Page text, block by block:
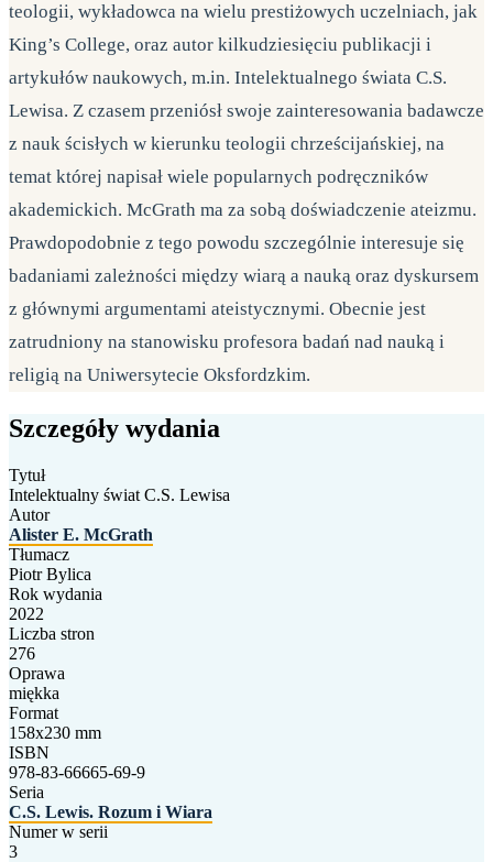
teologii, wykładowca na wielu prestiżowych uczelniach, jak
King’s College, oraz autor kilkudziesięciu publikacji i
artykułów naukowych, m.in. Intelektualnego świata C.S.
Lewisa. Z czasem przeniósł swoje zainteresowania badawcze
z nauk ścisłych w kierunku teologii chrześcijańskiej, na
temat której napisał wiele popularnych podręczników
akademickich. McGrath ma za sobą doświadczenie ateizmu.
Prawdopodobnie z tego powodu szczególnie interesuje się
badaniami zależności między wiarą a nauką oraz dyskursem
z głównymi argumentami ateistycznymi. Obecnie jest
zatrudniony na stanowisku profesora badań nad nauką i
religią na Uniwersytecie Oksfordzkim.
Szczegóły wydania
Tytuł
Intelektualny świat C.S. Lewisa
Autor
Alister E. McGrath
Tłumacz
Piotr Bylica
Rok wydania
2022
Liczba stron
276
Oprawa
miękka
Format
158x230 mm
ISBN
978-83-66665-69-9
Seria
C.S. Lewis. Rozum i Wiara
Numer w serii
3